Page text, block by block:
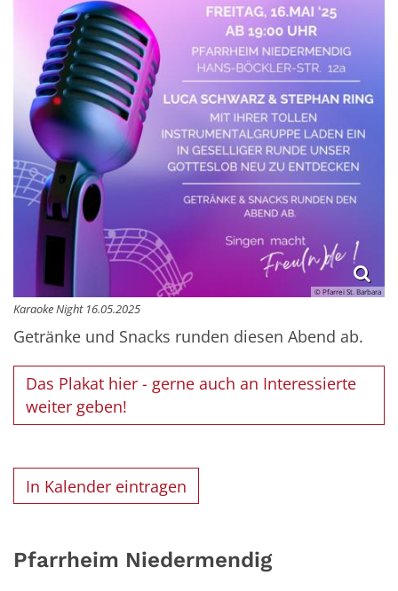
© Pfarrei St. Barbara
Karaoke Night 16.05.2025
Getränke und Snacks runden diesen Abend ab.
Das Plakat hier - gerne auch an Interessierte
weiter geben!
In Kalender eintragen
Pfarrheim Niedermendig